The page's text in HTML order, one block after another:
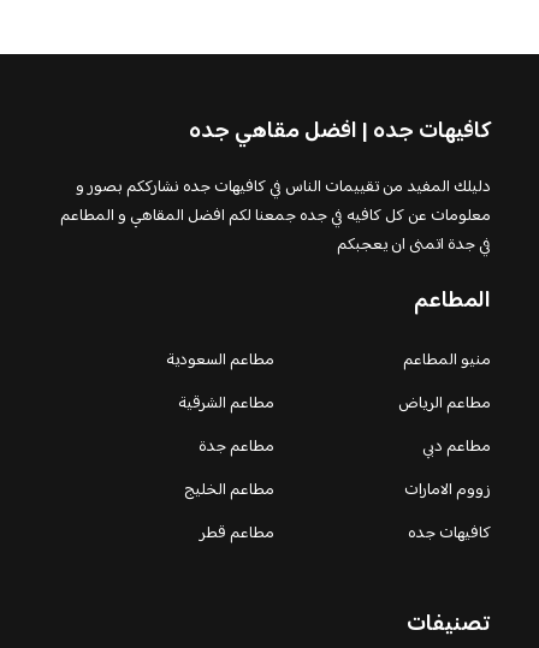
كافيهات جده | افضل مقاهي جده
دليلك المفيد من تقييمات الناس في كافيهات جده نشارككم بصور و
معلومات عن كل كافيه في جده جمعنا لكم افضل المقاهي و المطاعم
في جدة اتمنى ان يعجبكم
المطاعم
منيو المطاعم
مطاعم السعودية
مطاعم الرياض
مطاعم الشرقية
مطاعم دبي
مطاعم جدة
زووم الامارات
مطاعم الخليج
كافيهات جده
مطاعم قطر
تصنيفات